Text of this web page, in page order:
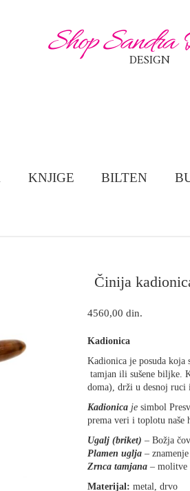
Shop Sandra
DESIGN
KNJIGE BILTEN
Činija
4560,00 din.
Kadionica
Kadionica je posuda koja
tamjan ili sušene biljke.
doma), drži u desnoj ruci
Kadionica je simbol
prema veri i toplotu naše
Ugalj (briket) – Božja
Plamen uglja –
Zrnca tamjana – molitve
Materijal: metal, drvo